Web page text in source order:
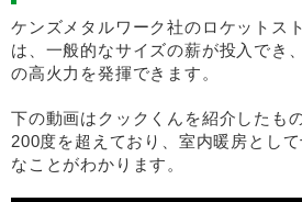
ケンズメタルワーク社のロケットス
は、一般的なサイズの薪が投入でき
の高火力を発揮できます。
下の動画はクックくんを紹介したも
200度を超えており、室内暖房とし
なことがわかります。